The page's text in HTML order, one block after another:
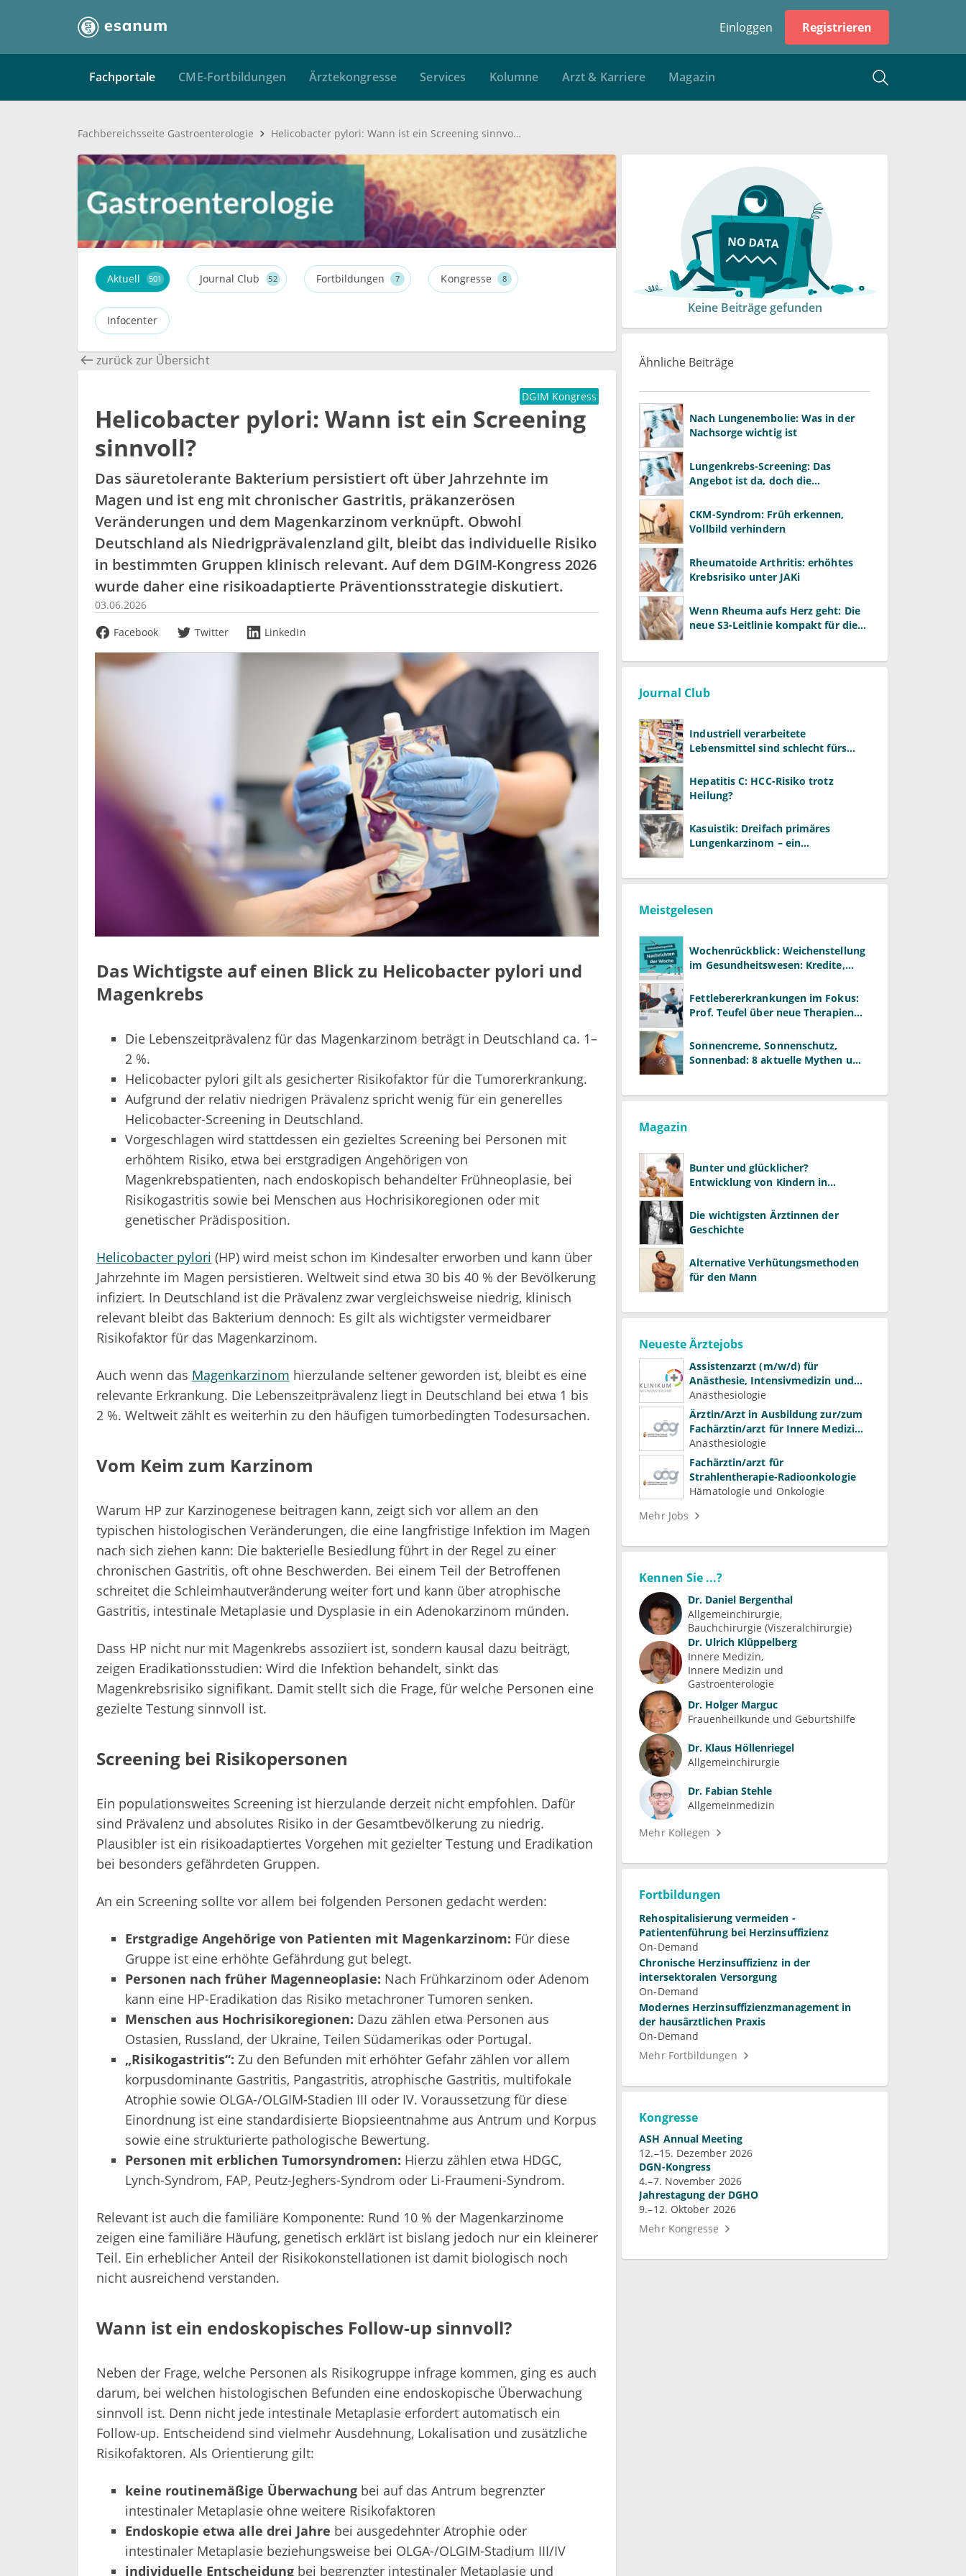
Einloggen Registrieren
Fachportale CME-Fortbildungen Ärztekongresse Services Kolumne Arzt & Karriere Magazin
Fachbereichsseite Gastroenterologie Helicobacter pylori: Wann ist ein Screening sinnvoll?
Aktuell 501 Journal Club 52 Fortbildungen 7 Kongresse 8
Infocenter
zurück zur Übersicht
DGIM Kongress
Helicobacter pylori: Wann ist ein Screening
sinnvoll?
Das säuretolerante Bakterium persistiert oft über Jahrzehnte im
Magen und ist eng mit chronischer Gastritis, präkanzerösen
Veränderungen und dem Magenkarzinom verknüpft. Obwohl
Deutschland als Niedrigprävalenzland gilt, bleibt das individuelle Risiko
in bestimmten Gruppen klinisch relevant. Auf dem DGIM-Kongress 2026
wurde daher eine risikoadaptierte Präventionsstrategie diskutiert.
03.06.2026
Facebook
Twitter LinkedIn
Das Wichtigste auf einen Blick zu Helicobacter pylori und
Magenkrebs
Die Lebenszeitprävalenz für das Magenkarzinom beträgt in Deutschland ca. 1–
2 %.
Helicobacter pylori gilt als gesicherter Risikofaktor für die Tumorerkrankung.
Aufgrund der relativ niedrigen Prävalenz spricht wenig für ein generelles
Helicobacter-Screening in Deutschland.
Vorgeschlagen wird stattdessen ein gezieltes Screening bei Personen mit
erhöhtem Risiko, etwa bei erstgradigen Angehörigen von
Magenkrebspatienten, nach endoskopisch behandelter Frühneoplasie, bei
Risikogastritis sowie bei Menschen aus Hochrisikoregionen oder mit
genetischer Prädisposition.
Helicobacter pylori (HP) wird meist schon im Kindesalter erworben und kann über
Jahrzehnte im Magen persistieren. Weltweit sind etwa 30 bis 40 % der Bevölkerung
infiziert. In Deutschland ist die Prävalenz zwar vergleichsweise niedrig, klinisch
relevant bleibt das Bakterium dennoch: Es gilt als wichtigster vermeidbarer
Risikofaktor für das Magenkarzinom.
Auch wenn das Magenkarzinom hierzulande seltener geworden ist, bleibt es eine
relevante Erkrankung. Die Lebenszeitprävalenz liegt in Deutschland bei etwa 1 bis
2 %. Weltweit zählt es weiterhin zu den häufigen tumorbedingten Todesursachen.
Vom Keim zum Karzinom
Warum HP zur Karzinogenese beitragen kann, zeigt sich vor allem an den
typischen histologischen Veränderungen, die eine langfristige Infektion im Magen
nach sich ziehen kann: Die bakterielle Besiedlung führt in der Regel zu einer
chronischen Gastritis, oft ohne Beschwerden. Bei einem Teil der Betroffenen
schreitet die Schleimhautveränderung weiter fort und kann über atrophische
Gastritis, intestinale Metaplasie und Dysplasie in ein Adenokarzinom münden.
Dass HP nicht nur mit Magenkrebs assoziiert ist, sondern kausal dazu beiträgt,
zeigen Eradikationsstudien: Wird die Infektion behandelt, sinkt das
Magenkrebsrisiko signifikant. Damit stellt sich die Frage, für welche Personen eine
gezielte Testung sinnvoll ist.
Screening bei Risikopersonen
Ein populationsweites Screening ist hierzulande derzeit nicht empfohlen. Dafür
sind Prävalenz und absolutes Risiko in der Gesamtbevölkerung zu niedrig.
Plausibler ist ein risikoadaptiertes Vorgehen mit gezielter Testung und Eradikation
bei besonders gefährdeten Gruppen.
An ein Screening sollte vor allem bei folgenden Personen gedacht werden:
Erstgradige Angehörige von Patienten mit Magenkarzinom: Für diese
Gruppe ist eine erhöhte Gefährdung gut belegt.
Personen nach früher Magenneoplasie: Nach Frühkarzinom oder Adenom
kann eine HP-Eradikation das Risiko metachroner Tumoren senken.
Menschen aus Hochrisikoregionen: Dazu zählen etwa Personen aus
Ostasien, Russland, der Ukraine, Teilen Südamerikas oder Portugal.
„Risikogastritis“: Zu den Befunden mit erhöhter Gefahr zählen vor allem
korpusdominante Gastritis, Pangastritis, atrophische Gastritis, multifokale
Atrophie sowie OLGA-/OLGIM-Stadien III oder IV. Voraussetzung für diese
Einordnung ist eine standardisierte Biopsieentnahme aus Antrum und Korpus
sowie eine strukturierte pathologische Bewertung.
Personen mit erblichen Tumorsyndromen: Hierzu zählen etwa HDGC,
Lynch-Syndrom, FAP, Peutz-Jeghers-Syndrom oder Li-Fraumeni-Syndrom.
Relevant ist auch die familiäre Komponente: Rund 10 % der Magenkarzinome
zeigen eine familiäre Häufung, genetisch erklärt ist bislang jedoch nur ein kleinerer
Teil. Ein erheblicher Anteil der Risikokonstellationen ist damit biologisch noch
nicht ausreichend verstanden.
Wann ist ein endoskopisches Follow-up sinnvoll?
Neben der Frage, welche Personen als Risikogruppe infrage kommen, ging es auch
darum, bei welchen histologischen Befunden eine endoskopische Überwachung
sinnvoll ist. Denn nicht jede intestinale Metaplasie erfordert automatisch ein
Follow-up. Entscheidend sind vielmehr Ausdehnung, Lokalisation und zusätzliche
Risikofaktoren. Als Orientierung gilt:
keine routinemäßige Überwachungbei auf das Antrum begrenzter
intestinaler Metaplasie ohne weitere Risikofaktoren
Endoskopie etwa alle drei Jahre bei ausgedehnter Atrophie oder
intestinaler Metaplasie beziehungsweise bei OLGA-/OLGIM-Stadium III/IV
individuelle Entscheidungbei begrenzter intestinaler Metaplasie und
Keine Beiträge gefunden
Ähnliche Beiträge
Nach Lungenembolie: Was in der
Nachsorge wichtig ist
Lungenkrebs-Screening: Das
Angebot ist da, doch die
CKM-Syndrom: Früh erkennen,
Vollbild verhindern
Rheumatoide Arthritis: erhöhtes
Krebsrisiko unter JAKi
Wenn Rheuma aufs Herz geht: Die
neue S3-Leitlinie kompakt für die
Journal Club
Industriell verarbeitete
Lebensmittel sind schlecht fürs
Hepatitis C: HCC-Risiko trotz
Heilung?
Kasuistik: Dreifach primäres
Lungenkarzinom – ein
Meistgelesen
Wochenrückblick: Weichenstellung
im Gesundheitswesen: Kredite,
Fettlebererkrankungen im Fokus:
Prof. Teufel über neue Therapien
Sonnencreme, Sonnenschutz,
Sonnenbad: 8 aktuelle Mythen und
Magazin
Bunter und glücklicher?
Entwicklung von Kindern in
Die wichtigsten Ärztinnen der
Geschichte
Alternative Verhütungsmethoden
für den Mann
Neueste Ärztejobs
Assistenzarzt (m/w/d) für
Anästhesie, Intensivmedizin und
Schmerztherapie
Anästhesiologie
Ärztin/Arzt in Ausbildung zur/zum
Fachärztin/arzt für Innere Medizin
(Kardiologie, Nephrologie,
Intensivmedizin)
Anästhesiologie
Fachärztin/arzt für
Strahlentherapie-Radioonkologie
Hämatologie und Onkologie
Mehr Jobs
Kennen Sie ...?
Dr. Daniel Bergenthal
Allgemeinchirurgie
Bauchchirurgie (Viszeralchirurgie)
Dr. Ulrich Klüppelberg
Innere Medizin
Innere Medizin und
Gastroenterologie
Dr. Holger Marguc
Frauenheilkunde und Geburtshilfe
Dr. Klaus Höllenriegel
Allgemeinchirurgie
Dr. Fabian Stehle
Allgemeinmedizin
Mehr Kollegen
Fortbildungen
Rehospitalisierung vermeiden -
Patientenführung bei Herzinsuffizienz
On-Demand
Chronische Herzinsuffizienz in der
intersektoralen Versorgung
On-Demand
Modernes Herzinsuffizienzmanagement in
der hausärztlichen Praxis
On-Demand
Mehr Fortbildungen
Kongresse
ASH Annual Meeting
12.–15. Dezember 2026
DGN-Kongress
4.–7. November 2026
Jahrestagung der DGHO
9.–12. Oktober 2026
Mehr Kongresse